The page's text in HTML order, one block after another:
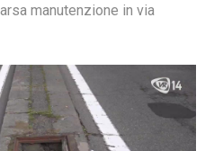
manutenzione in via